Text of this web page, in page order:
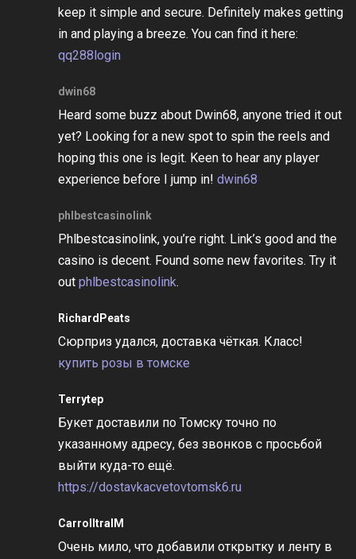
keep it simple and secure. Definitely makes getting
in and playing a breeze. You can find it here:
qq288login
dwin68
Heard some buzz about Dwin68, anyone tried it out
yet? Looking for a new spot to spin the reels and
hoping this one is legit. Keen to hear any player
experience before I jump in! dwin68
phlbestcasinolink
Phlbestcasinolink, you’re right. Link’s good and the
casino is decent. Found some new favorites. Try it
out phlbestcasinolink.
RichardPeats
Сюрприз удался, доставка чёткая. Класс!
купить розы в томске
Terrytep
Букет доставили по Томску точно по
указанному адресу, без звонков с просьбой
выйти куда-то ещё.
https://dostavkacvetovtomsk6.ru
CarrolltralM
Очень мило, что добавили открытку и ленту в